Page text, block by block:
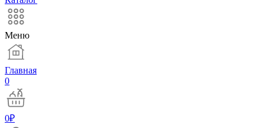
Меню
Главная
0
0₽